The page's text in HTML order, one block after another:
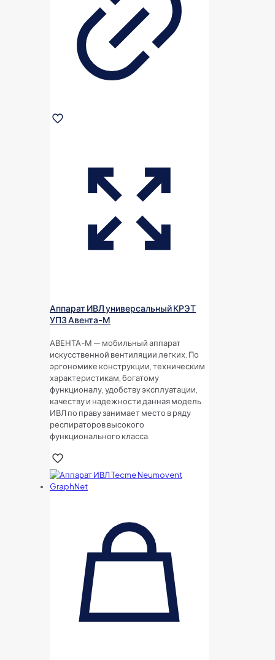
Аппарат ИВЛ универсальный КРЭТ
УПЗ Авента-М
АВЕНТА-М — мобильный аппарат
искусственной вентиляции легких. По
эргономике конструкции, техническим
характеристикам, богатому
функционалу, удобству эксплуатации,
качеству и надежности данная модель
ИВЛ по праву занимает место в ряду
респираторов высокого
функционального класса.